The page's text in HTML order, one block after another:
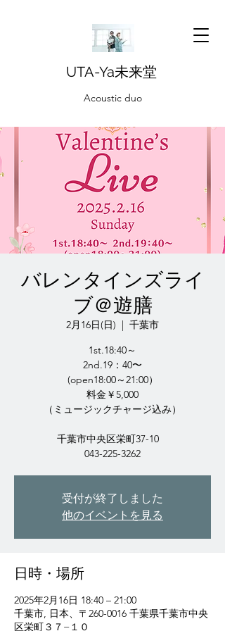
UTA-Ya未来堂
Acoustic duo
バレンタインズライ
ブ＠遊膳
2月16日(日)
  |
千葉市
1st.18:40～
2nd.19：40〜
(open18:00～21:00）
料金￥5,000
（ミュージックチャージ込み）
千葉市中央区栄町37-10
043-225-3262
受付が終了しました
他のイベントを見る
日時・場所
2025年2月16日 18:40 – 21:00
千葉市, 日本、〒260-0016 千葉県千葉市中央
区栄町３７−１０